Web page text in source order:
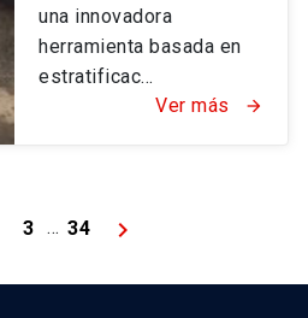
una innovadora
herramienta basada en
estratificac...
Ver más
arrow_forward
3 … 34 keyboard_arrow_right